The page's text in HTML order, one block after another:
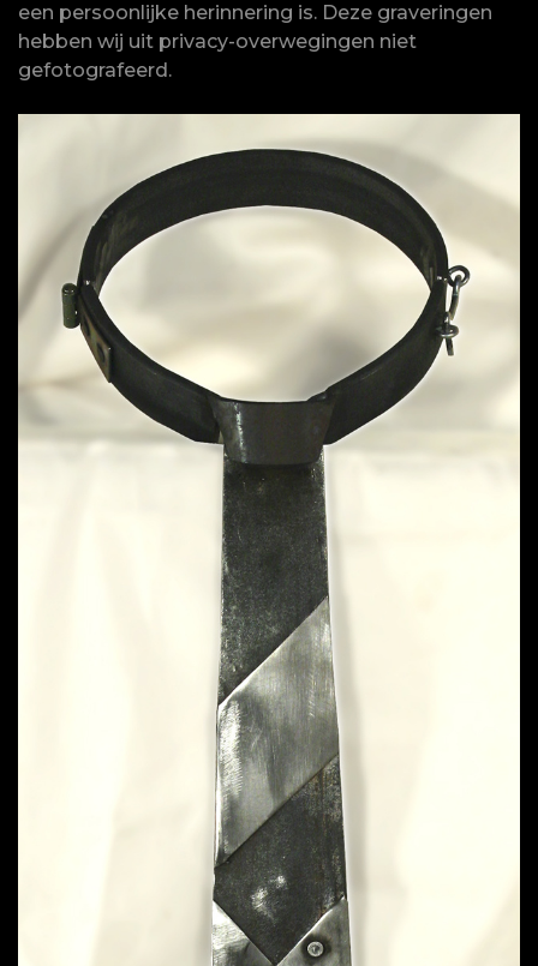
een persoonlijke herinnering is. Deze graveringen
hebben wij uit privacy-overwegingen niet
gefotografeerd.